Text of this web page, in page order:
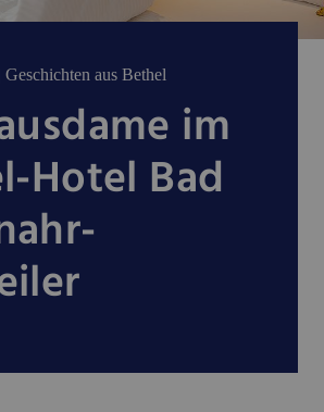
Geschichten aus Bethel
im
Hotel Bad